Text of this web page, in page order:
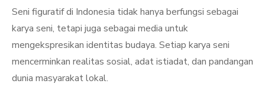
Seni figuratif di Indonesia tidak hanya berfungsi sebagai
karya seni, tetapi juga sebagai media untuk
mengekspresikan identitas budaya. Setiap karya seni
mencerminkan realitas sosial, adat istiadat, dan pandangan
dunia masyarakat lokal.